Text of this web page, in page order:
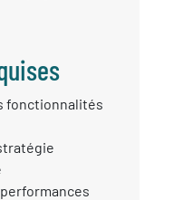
fonctionnalités
performances